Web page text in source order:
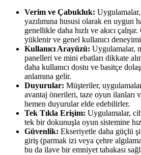
Verim ve Çabukluk: Uygulamalar,
yazılımına hususi olarak en uygun
genellikle daha hızlı ve akıcı
yüklenir ve genel kullanıcı
Kullanıcı Arayüzü: Uygulamalar,
panelleri ve mini ebatları dikkate
daha kullanıcı dostu ve basitçe
anlamına gelir.
Duyurular: Müşteriler,
avantaj önerileri, taze oyun ilanları
hemen duyurular elde edebilirler.
Tek Tıkla Erişim: Uygulamalar,
tek bir dokunuşla oyun sistemine
Güvenlik: Ekseriyetle daha güçlü
giriş (parmak izi veya çehre
bu da ilave bir emniyet tabakası